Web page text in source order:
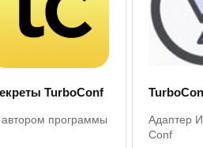
TurboConf
программы
Адаптер
Conf